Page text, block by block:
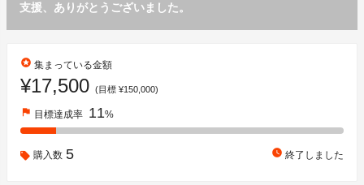
支援、ありがとうございました。
stars 集まっている金額
¥17,500 (目標 ¥150,000)
flag 目標達成率 11%
購入数 5 watch_later 終了しました